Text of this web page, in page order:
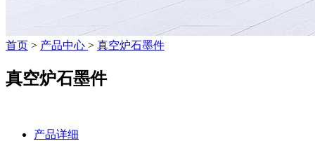
首页 > 产品中心 > 真空炉石墨件
真空炉石墨件
产品详细